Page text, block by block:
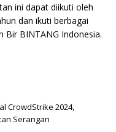
ini dapat diikuti oleh
dan ikuti berbagai
Bir BINTANG Indonesia.
CrowdStrike 2024,
Serangan